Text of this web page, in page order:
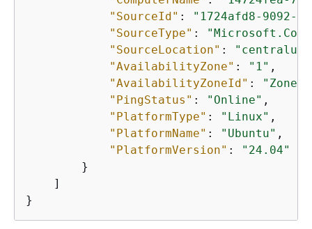
"SourceId" :
"1724afd8-9092-
"SourceType" :
"SourceLocation" : "centralus"
"AvailabilityZone" : "1" ,
"AvailabilityZoneId" : "Zone1"
"PingStatus" : "Online" ,
"PlatformType" : "Linux" ,
"PlatformName" : "Ubuntu" ,
"PlatformVersion" :
"24.04"
        }
    ]
}